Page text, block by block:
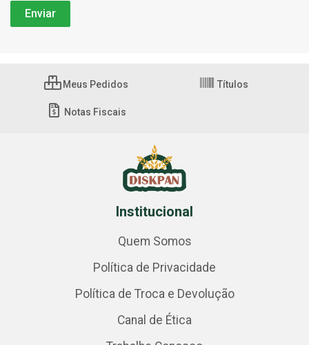
Meus Pedidos Títulos
Notas Fiscais
Institucional
Quem Somos
Política de Privacidade
Política de Troca e Devolução
Canal de Ética